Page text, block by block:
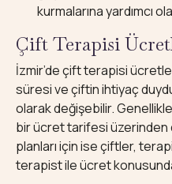
kurmalarına yardımcı
Çift Terapisi
İzmir’de çift terapisi
süresi ve çiftin ihtiyaç
olarak değişebilir.
bir ücret tarifesi üzerinden
planları için ise çiftler,
terapist ile ücret